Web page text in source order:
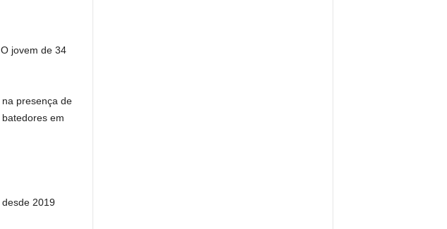
jovem de 34
presença de
em
2019